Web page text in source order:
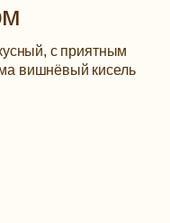
с приятным
вишнёвый кисель